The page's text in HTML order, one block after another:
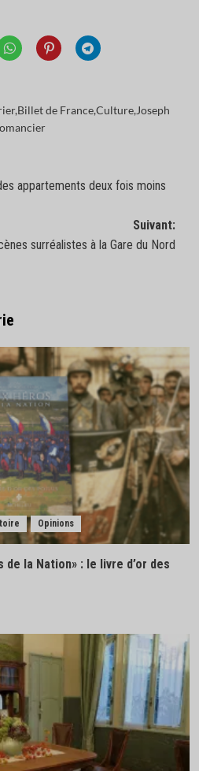
,Billet de France,Culture, Joseph
appartements deux fois moins
Suivant:
surréalistes à la Gare du Nord
Opinions
de la Nation» : le livre d’or des